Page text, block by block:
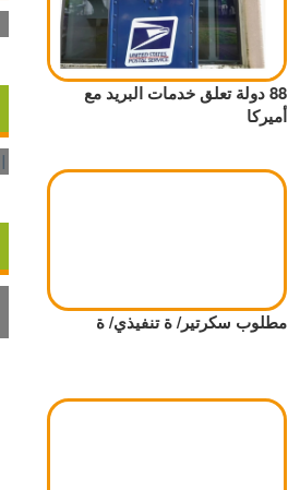
88 دولة تعلق خدمات البريد مع
أميركا
مطلوب سكرتير/ ة تنفيذي/ ة